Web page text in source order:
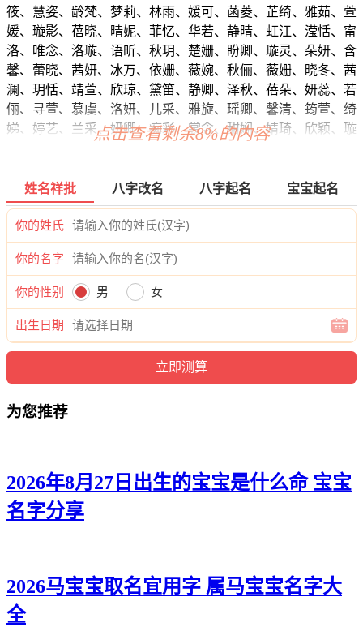
筱、慧姿、龄梵、梦莉、林雨、媛可、菡菱、芷绮、雅茹、萱
媛、璇影、蓓晓、晴妮、菲忆、华若、静晴、虹江、滢恬、甯
洛、唯念、洛璇、语昕、秋玥、楚姗、盼卿、璇灵、朵妍、含
馨、蕾晓、茜妍、冰万、依姗、薇婉、秋俪、薇姗、晓冬、茜
澜、玥恬、靖萱、欣琼、黛笛、静卿、泽秋、蓓朵、妍蕊、若
俪、寻萱、慕虞、洛妍、儿采、雅旋、瑶卿、馨清、筠萱、绮
娣、婷艺、兰采、妍卿、痴彩、裳念、甜娴、婧琦、欣颖、璇
俪、姗姿、欣雨、婧觅、莉蓓、欣萌、丝梓、晓甯、卿菲、甜
甯、妙清、安依、熙珞、绿绿、瑶洁、诗雅、俪雅、怀萌、梦
黛、兰灵、安筱、泉问、泉姗、采净、滢冉、冉梓、欣云、念
蓓、卿娴、欣彩、万滢、兮静。
点击查看剩余8%的内容
姓名祥批 八字改名 八字起名 宝宝起名
你的姓氏
你的名字
你的性别 男 女
出生日期
为您推荐
2026年8月27日出生的宝宝是什么命 宝宝
名字分享
2026马宝宝取名宜用字 属马宝宝名字大
全